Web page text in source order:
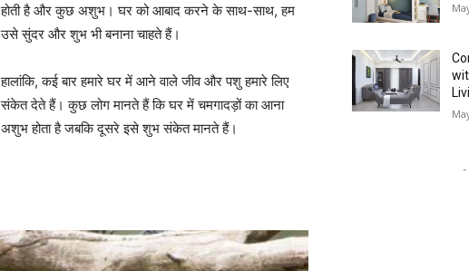
होती है और कुछ अशुभ।घर को आबाद करने के साथ-साथ, हम
उसे सुंदर और शुभ भी बनाना चाहते हैं।
हालांकि, कई बार हमारे घर में आने वाले जीव और पशु हमारे लिए
संकेत देते हैं। कुछ लोग मानते हैं कि घर में चमगादड़ों का आना
अशुभ होता है जबकि दूसरे इसे शुभ संकेत मानते हैं।
-